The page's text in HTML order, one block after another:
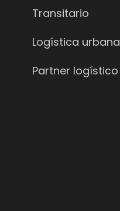
Transitario
Logística urbana
Partner logístico